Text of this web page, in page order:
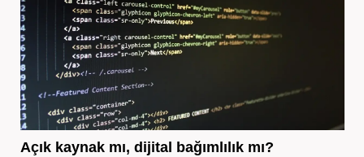
Açık kaynak mı, dijital bağımlılık mı?